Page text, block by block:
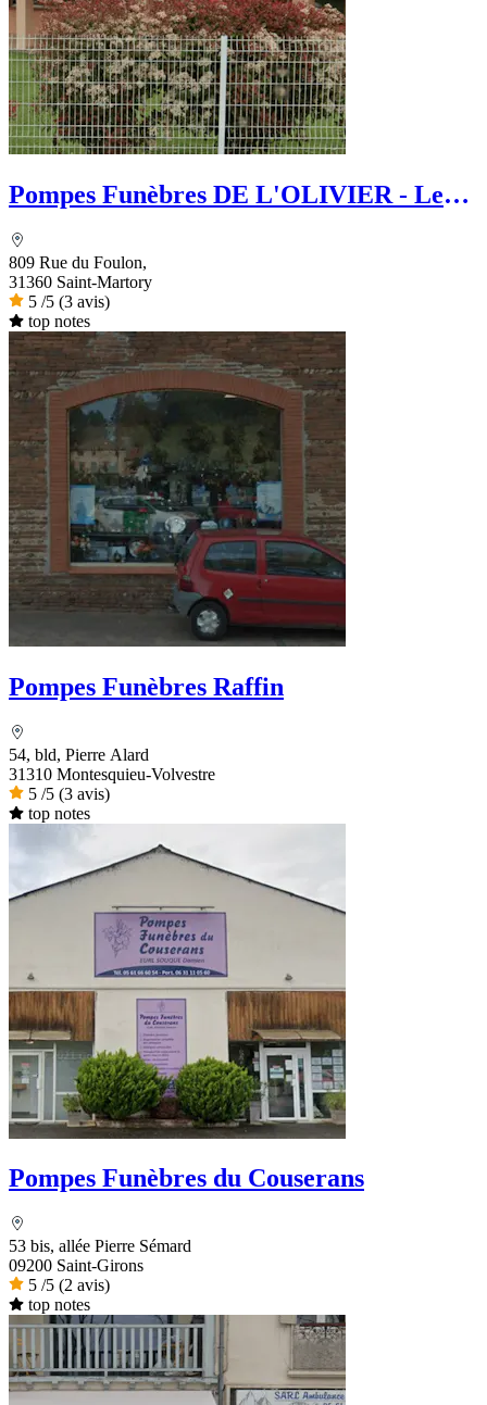
Pompes Funèbres DE L'OLIVIER - Le
809 Rue du Foulon,
31360 Saint-Martory
5 /5 (3 avis)
top notes
Pompes Funèbres Raffin
54, bld, Pierre Alard
31310 Montesquieu-Volvestre
5 /5 (3 avis)
top notes
Pompes Funèbres du Couserans
53 bis, allée Pierre Sémard
09200 Saint-Girons
5 /5 (2 avis)
top notes